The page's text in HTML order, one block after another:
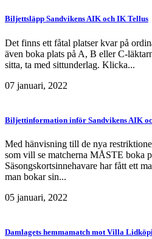
Biljettsläpp Sandvikens AIK och IK Tellus
Det finns ett fåtal platser kvar på
även boka plats på A, B eller C-
sitta, ta med sittunderlag. Klicka...
07 januari, 2022
Biljettinformation inför Sandvikens AIK
Med hänvisning till de nya
som vill se matcherna MÅSTE boka
Säsongskortsinnehavare har fått ett
man bokar sin...
05 januari, 2022
Damlagets hemmamatch mot Villa